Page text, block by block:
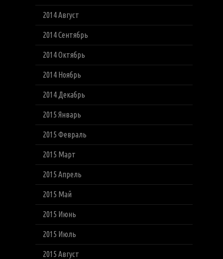
2014 Август
2014 Сентябрь
2014 Октябрь
2014 Ноябрь
2014 Декабрь
2015 Январь
2015 Февраль
2015 Март
2015 Апрель
2015 Май
2015 Июнь
2015 Июль
2015 Август